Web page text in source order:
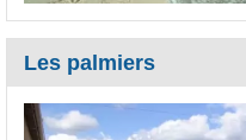
Les palmiers